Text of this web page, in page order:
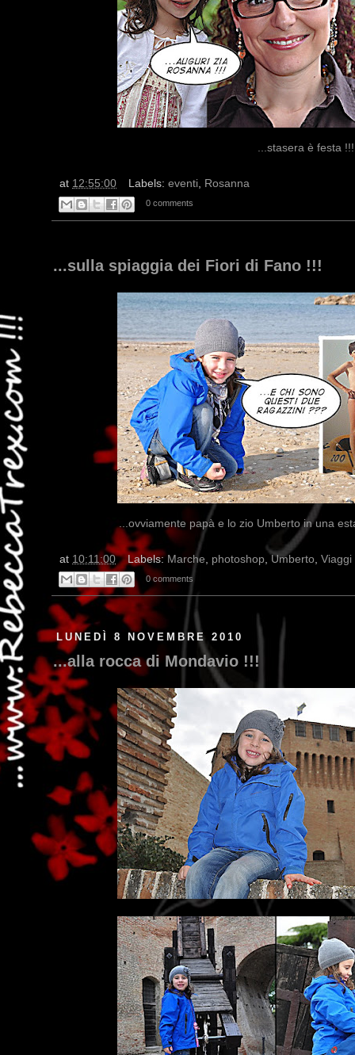
...stasera è festa
at 12:55:00 Labels: eventi, Rosanna
0 comments
...sulla spiaggia dei Fiori di Fano !!!
...ovviamente papà e lo zio Umberto in una
at 10:11:00 Labels: Marche photoshop, Umberto, Viaggi
0 comments
LUNEDÌ 8 NOVEMBRE 2010
...alla rocca di Mondavio !!!